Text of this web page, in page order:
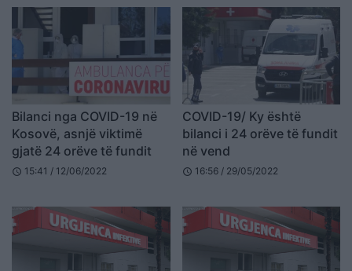
Bilanci nga COVID-19 në
Kosovë, asnjë viktimë
gjatë 24 orëve të fundit
schedule 15:41 / 12/06/2022
COVID-19/ Ky është
bilanci i 24 orëve të fundit
në vend
schedule 16:56 / 29/05/2022